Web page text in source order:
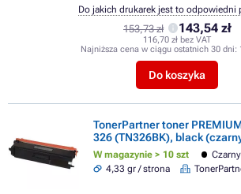
153,73 zł 143,54 zł
116,70 zł bez VAT
Najniższa cena w ciągu ostatnich 30 dni:
Do koszyka
Do jakich drukarek jest to odpowiedni
TonerPartner toner
326 (TN326BK), black
W magazynie > 10 szt Czarny
4,33 gr / strona